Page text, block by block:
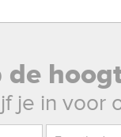
je in voor